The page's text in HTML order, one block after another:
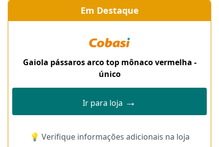
Em Destaque
Gaiola pássaros arco top mônaco vermelha -
único
Ir para loja →
💡 Verifique informações adicionais na loja